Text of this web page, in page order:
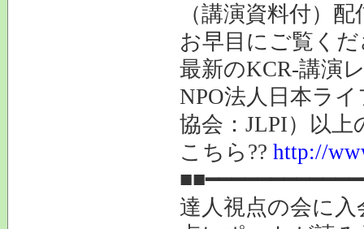
（講演資料付）
お早目にご覧く
最新のKCR-講演
NPO法人日本ラ
協会：JLPI）以
こちら?? http://
達人視点の会に